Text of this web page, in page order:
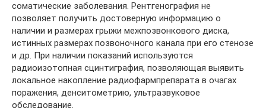
соматические заболевания. Рентгенография не
позволяет получить достоверную информацию о
наличии и размерах грыжи межпозвонкового диска,
истинных размерах позвоночного канала при его стенозе
и др. При наличии показаний используются
радиоизотопная сцинтиграфия, позволяющая выявить
локальное накопление радиофармпрепарата в очагах
поражения, денситометрию, ультразвуковое
обследование.